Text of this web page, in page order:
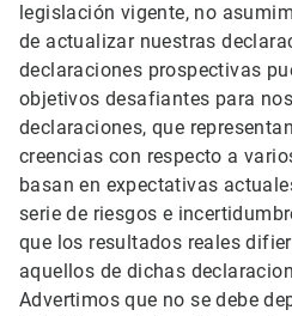
legislación vigente, no
de actualizar nuestras
declaraciones prospectivas
objetivos desafiantes para
declaraciones, que
creencias con respecto a
basan en expectativas
serie de riesgos e
que los resultados reales
aquellos de dichas
Advertimos que no se debe